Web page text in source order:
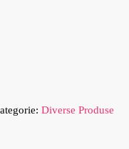
Diverse Produse